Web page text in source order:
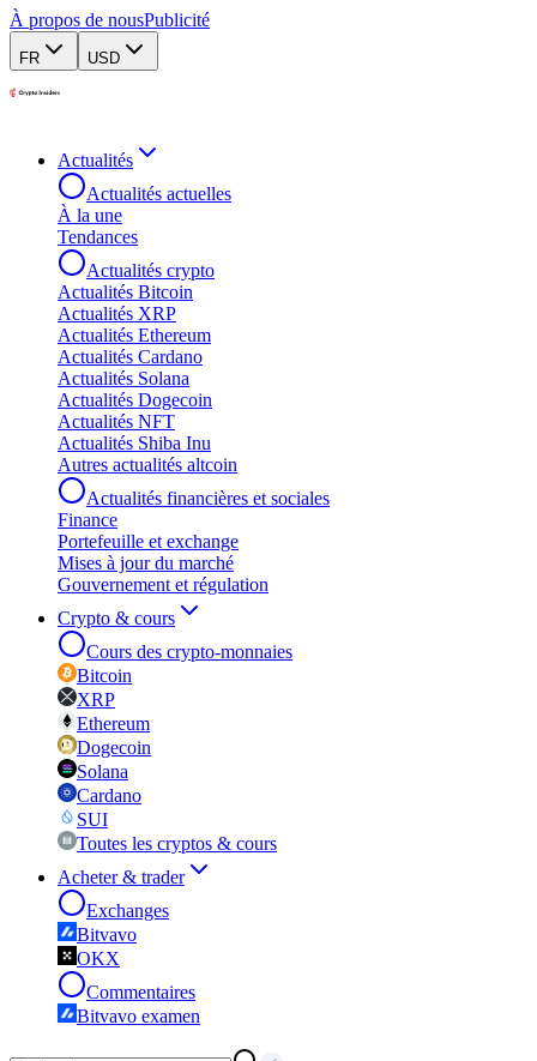
À propos de nousPublicité
FR USD
Actualités
Actualités actuelles
À la une
Tendances
Actualités crypto
Actualités Bitcoin
Actualités XRP
Actualités Ethereum
Actualités Cardano
Actualités Solana
Actualités Dogecoin
Actualités NFT
Actualités Shiba Inu
Autres actualités altcoin
Actualités financières et sociales
Finance
Portefeuille et exchange
Mises à jour du marché
Gouvernement et régulation
Crypto & cours
Cours des crypto-monnaies
Bitcoin
XRP
Ethereum
Dogecoin
Solana
Cardano
SUI
Toutes les cryptos & cours
Acheter & trader
Exchanges
Bitvavo
OKX
Commentaires
Bitvavo examen